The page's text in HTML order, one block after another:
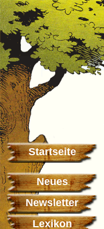
Startseite
Neues
Newsletter
Lexikon